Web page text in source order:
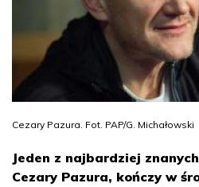
Cezary Pazura. Fot. PAP/G. Michałowski
Jeden z najbardziej
Cezary Pazura, kończy w